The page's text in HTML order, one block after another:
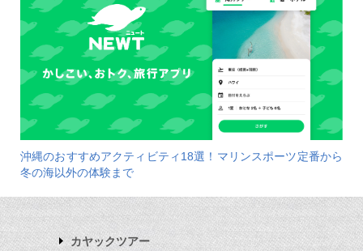
沖縄のおすすめアクティビティ18選！マリンスポーツ定番から
冬の海以外の体験まで
カヤックツアー